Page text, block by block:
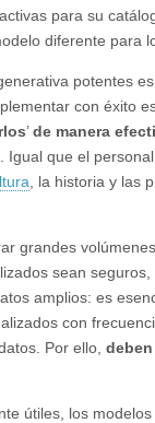
para su
diferente para
potentes
con éxito
’de manera
. Igual que el
, la historia y las
grandes
sean
amplios: es
con
Por ello,
útiles, los